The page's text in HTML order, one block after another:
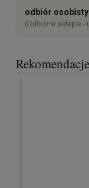
odbiór osobisty
(Odbiór w sklepie -